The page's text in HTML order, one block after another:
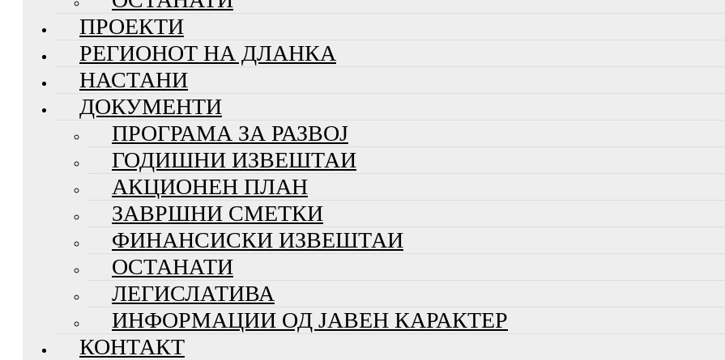
ПРОЕКТИ
РЕГИОНОТ НА ДЛАНКА
НАСТАНИ
ДОКУМЕНТИ
ПРОГРАМА ЗА РАЗВОЈ
ГОДИШНИ ИЗВЕШТАИ
АКЦИОНЕН ПЛАН
ЗАВРШНИ СМЕТКИ
ФИНАНСИСКИ ИЗВЕШТАИ
ОСТАНАТИ
ЛЕГИСЛАТИВА
ИНФОРМАЦИИ ОД ЈАВЕН КАРАКТЕР
КОНТАКТ